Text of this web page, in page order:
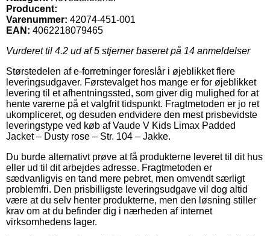
Producent:
Varenummer: 42074-451-001
EAN: 4062218079465
Vurderet til 4.2 ud af 5 stjerner baseret på 14 anmeldelser
Størstedelen af e-forretninger foreslår i øjeblikket flere
leveringsudgaver. Førstevalget hos mange er for øjeblikket
levering til et afhentningssted, som giver dig mulighed for at
hente varerne på et valgfrit tidspunkt. Fragtmetoden er jo ret
ukompliceret, og desuden endvidere den mest prisbevidste
leveringstype ved køb af Vaude V Kids Limax Padded
Jacket – Dusty rose – Str. 104 – Jakke.
Du burde alternativt prøve at få produkterne leveret til dit hus
eller ud til dit arbejdes adresse. Fragtmetoden er
sædvanligvis en tand mere pebret, men omvendt særligt
problemfri. Den prisbilligste leveringsudgave vil dog altid
være at du selv henter produkterne, men den løsning stiller
krav om at du befinder dig i nærheden af internet
virksomhedens lager.